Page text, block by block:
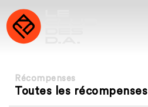
Récompenses
Toutes les récompenses